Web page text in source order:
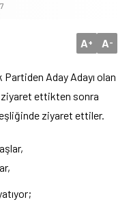
A+ A-
Aday Adayı olan
ziyaret ettikten sonra
ziyaret ettiler.